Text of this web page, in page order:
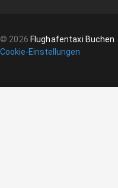
© 2026 Flughafentaxi Buchen.
Cookie-Einstellungen